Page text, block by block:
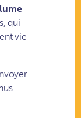
qui
vie